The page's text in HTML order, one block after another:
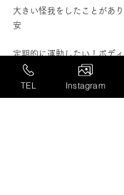
大きい怪我をしたことがあ
安
定期的に運動したい！ボデ
TEL Instagram